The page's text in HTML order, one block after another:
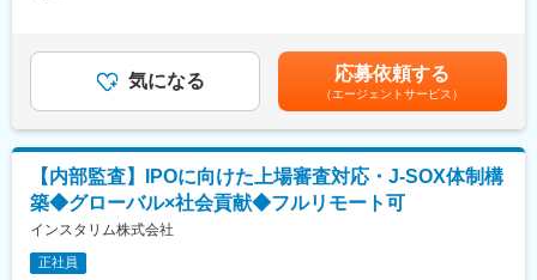
よって、"マネーのインターネット化"が始まり、世界的にお金を取
り巻く不公平・不便が解消されると言われています。
この技術を応用し様々なサービスを提供することで、時代の進歩
に貢献することを志しています。
変更の範囲：会社の定める業務
ッシング対応、インシデント対応、CSIRT運用
◇IT統制対応、規定・マニュアル整備、社内教育・訓練、セキュ
これまで、システムの構築・運用を行っていたがセキュリティ担
当への興味がある方、セキュリティベンダーで監視運用を行って
いたがユーザ企業のセキュリティ担当への興味がある方等、セキ
ュリティ分野でのキャリアアップを目指す方のご応募をお待ちし
ております。
なお、セキュリティ技術だけでなく、ISMSや規程・マニュアルの
給与詳細は、経験等を考慮し決定します。※業績賞与あり賃金はあ
くまでも目安の金額であり、選考を通じて上下する可能性があり
ます。月給(月額)は固定手当を含めた表記です。
気になる 応募依頼する
（エージェントサービス）
【内部監査】IPOに向けた上場審査対応・J-SOX体制構
築◆グローバル×社会貢献◆フルリモート可
インスタリム株式会社
正社員